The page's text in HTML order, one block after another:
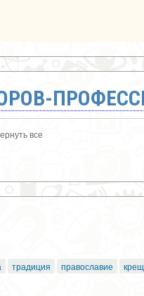
все
традиция православие